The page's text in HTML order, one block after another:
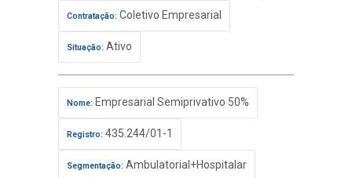
Contratação: Coletivo Empresarial
Situação: Ativo
Nome: Empresarial Semiprivativo 50%
Registro: 435.244/01-1
Segmentação: Ambulatorial+Hospitalar